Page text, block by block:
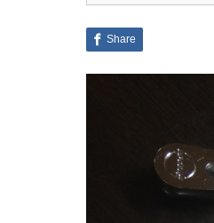
Share